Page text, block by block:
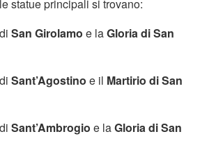
statue principali si trovano:
San Girolamo e laGloria di San
Sant’Agostino e il Martirio di San
Sant’Ambrogio e laGloria di San